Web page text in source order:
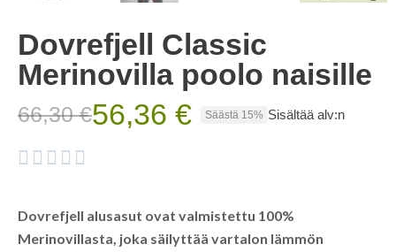
Dovrefjell Classic
Merinovilla poolo naisille
66,30 €56,36 € Säästä 15% Sisältää alv:n
    
Dovrefjell alusasut ovat valmistettu 100%
Merinovillasta, joka säilyttää vartalon lämmön